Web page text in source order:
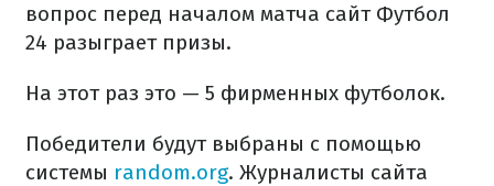
вопрос перед началом матча сайт Футбол
24 разыграет призы.
На этот раз это — 5 фирменных футболок.
Победители будут выбраны с помощью
системы random.org. Журналисты сайта